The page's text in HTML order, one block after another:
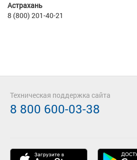
Астрахань
8 (800) 201-40-21
Техническая поддержка сайта
8 800 600-03-38